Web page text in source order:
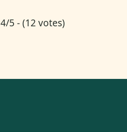
4/5 - (12 votes)